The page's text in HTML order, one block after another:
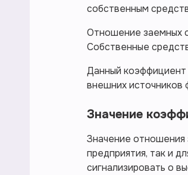
собственным
Отношение заемных
Собственные
Данный коэффициент
внешних источников
Значение
Значение отношения
предприятия, так и
сигнализировать о